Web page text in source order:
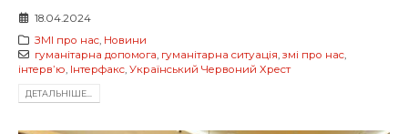
18.04.2024
ЗМІ про нас, Новини
гуманітарна допомога гуманітарна ситуація змі про нас,
інтервʼю Інтерфакс Український Червоний Хрест
ДЕТАЛЬНIШЕ...